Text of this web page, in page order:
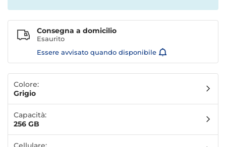
Consegna a domicilio
Esaurito
Essere avvisato quando disponibile
Colore:
Grigio
Capacità:
256 GB